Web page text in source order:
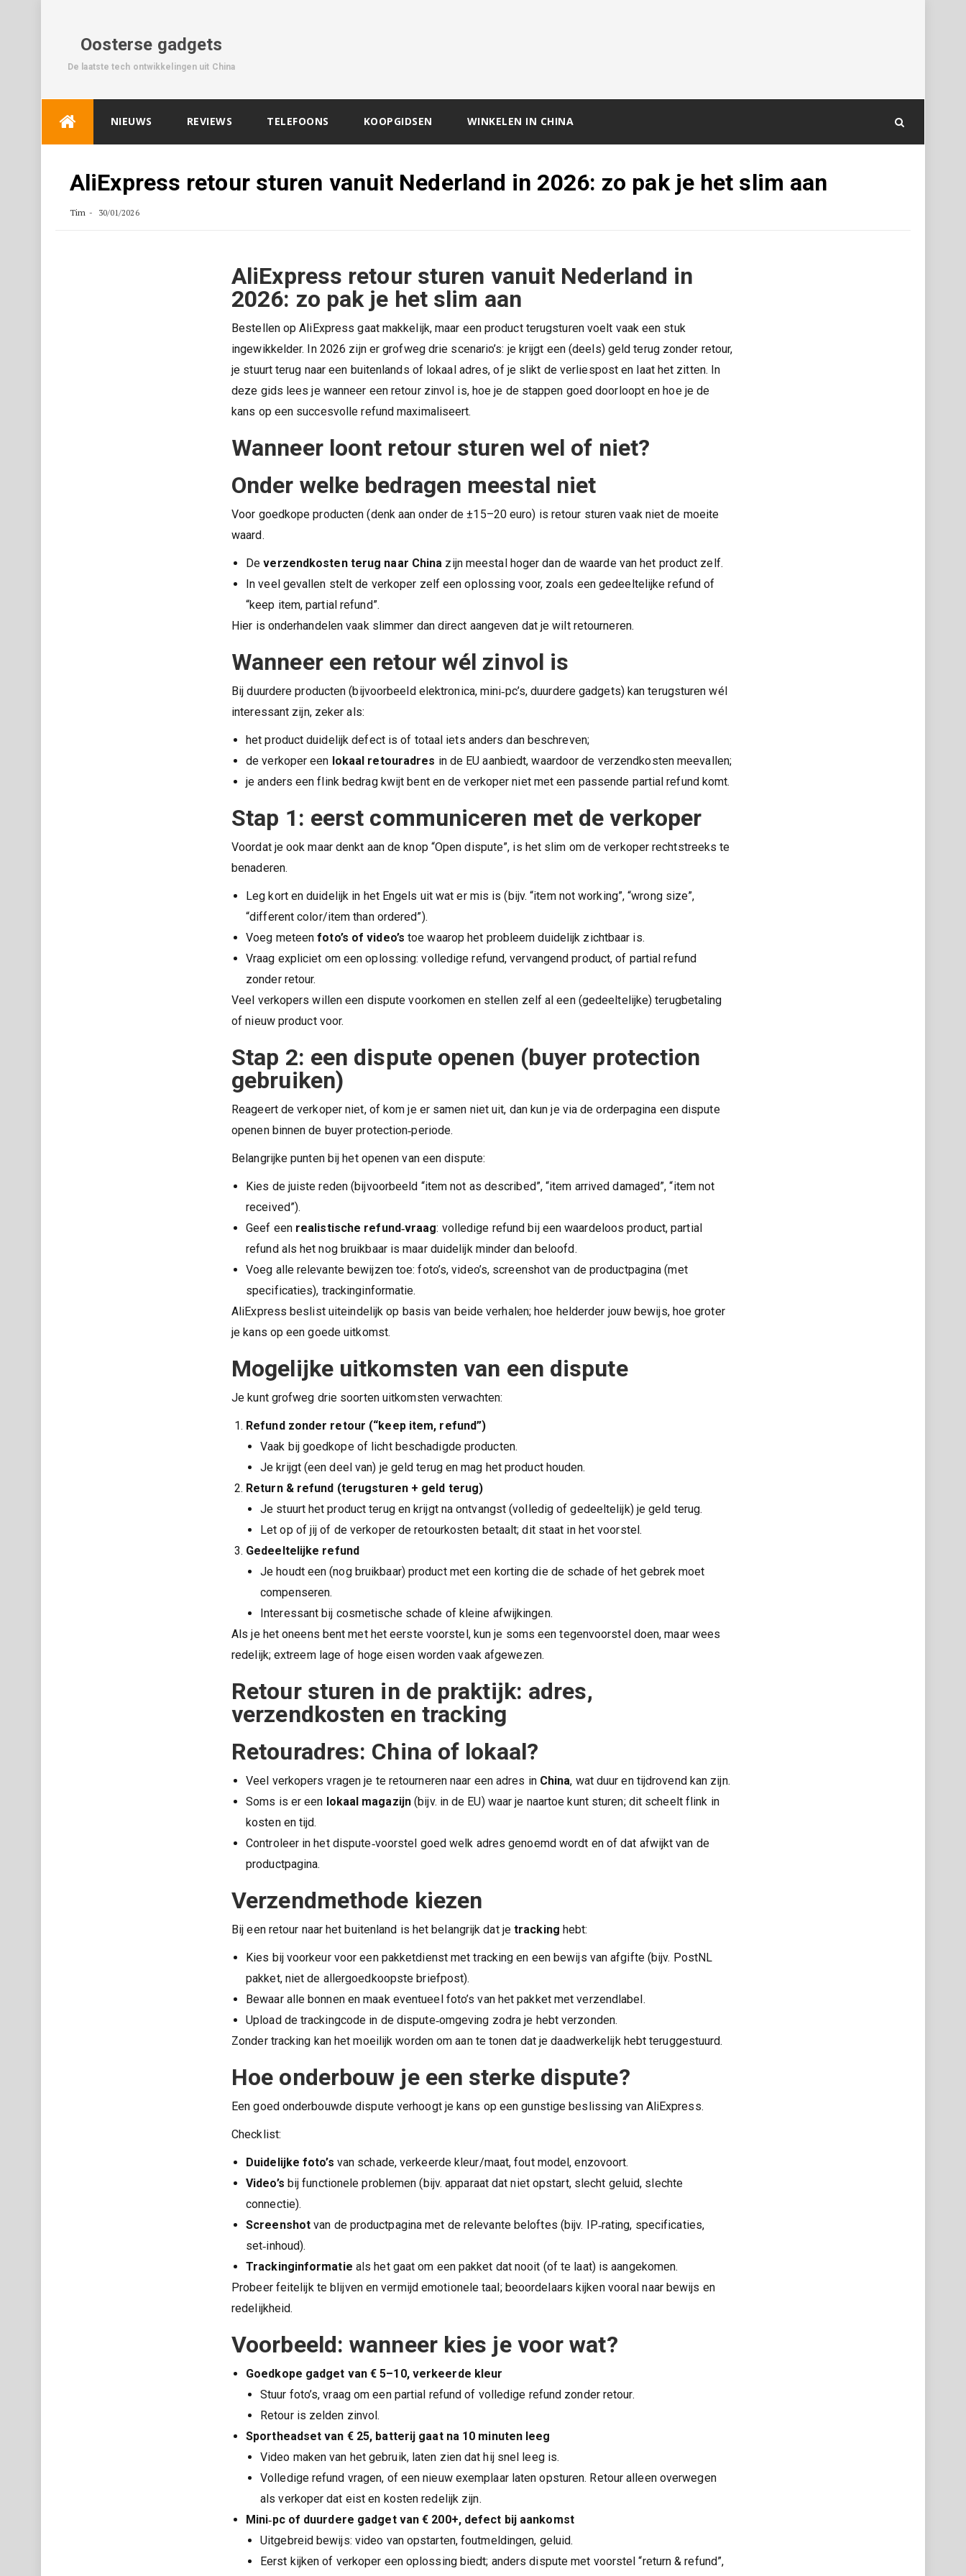
Oosterse gadgets
De laatste tech ontwikkelingen uit China
NIEUWS REVIEWS TELEFOONS KOOPGIDSEN WINKELEN IN CHINA
AliExpress retour sturen vanuit Nederland in 2026: zo pak je het slim aan
Tim 30/01/2026
AliExpress retour sturen vanuit Nederland in
2026: zo pak je het slim aan
Bestellen op AliExpress gaat makkelijk, maar een product terugsturen voelt vaak een stuk
ingewikkelder. In 2026 zijn er grofweg drie scenario’s: je krijgt een (deels) geld terug zonder retour,
je stuurt terug naar een buitenlands of lokaal adres, of je slikt de verliespost en laat het zitten. In
deze gids lees je wanneer een retour zinvol is, hoe je de stappen goed doorloopt en hoe je de
kans op een succesvolle refund maximaliseert.
Wanneer loont retour sturen wel of niet?
Onder welke bedragen meestal niet
Voor goedkope producten (denk aan onder de ±15–20 euro) is retour sturen vaak niet de moeite
waard.
Deverzendkosten terug naar China zijn meestal hoger dan de waarde van het product zelf.
In veel gevallen stelt de verkoper zelf een oplossing voor, zoals een gedeeltelijke refund of
“keep item, partial refund”.
Hier is onderhandelen vaak slimmer dan direct aangeven dat je wilt retourneren.
Wanneer een retour wél zinvol is
Bij duurdere producten (bijvoorbeeld elektronica, mini‑pc’s, duurdere gadgets) kan terugsturen wél
interessant zijn, zeker als:
het product duidelijk defect is of totaal iets anders dan beschreven;
de verkoper een lokaal retouradres in de EU aanbiedt, waardoor de verzendkosten meevallen;
je anders een flink bedrag kwijt bent en de verkoper niet met een passende partial refund komt.
Stap 1: eerst communiceren met de verkoper
Voordat je ook maar denkt aan de knop “Open dispute”, is het slim om de verkoper rechtstreeks te
benaderen.
Leg kort en duidelijk in het Engels uit wat er mis is (bijv. “item not working”, “wrong size”,
“different color/item than ordered”).
Voeg meteenfoto’s of video’s toe waarop het probleem duidelijk zichtbaar is.
Vraag expliciet om een oplossing: volledige refund, vervangend product, of partial refund
zonder retour.
Veel verkopers willen een dispute voorkomen en stellen zelf al een (gedeeltelijke) terugbetaling
of nieuw product voor.
Stap 2: een dispute openen (buyer protection
gebruiken)
Reageert de verkoper niet, of kom je er samen niet uit, dan kun je via de orderpagina een dispute
openen binnen de buyer protection‑periode.
Belangrijke punten bij het openen van een dispute:
Kies de juiste reden (bijvoorbeeld “item not as described”, “item arrived damaged”, “item not
received”).
Geef een realistische refund‑vraag: volledige refund bij een waardeloos product, partial
refund als het nog bruikbaar is maar duidelijk minder dan beloofd.
Voeg alle relevante bewijzen toe: foto’s, video’s, screenshot van de productpagina (met
specificaties), trackinginformatie.
AliExpress beslist uiteindelijk op basis van beide verhalen; hoe helderder jouw bewijs, hoe groter
je kans op een goede uitkomst.
Mogelijke uitkomsten van een dispute
Je kunt grofweg drie soorten uitkomsten verwachten:
Refund zonder retour (“keep item, refund”)
Vaak bij goedkope of licht beschadigde producten.
Je krijgt (een deel van) je geld terug en mag het product houden.
Return & refund (terugsturen + geld terug)
Je stuurt het product terug en krijgt na ontvangst (volledig of gedeeltelijk) je geld terug.
Let op of jij of de verkoper de retourkosten betaalt; dit staat in het voorstel.
Gedeeltelijke refund
Je houdt een (nog bruikbaar) product met een korting die de schade of het gebrek moet
compenseren.
Interessant bij cosmetische schade of kleine afwijkingen.
Als je het oneens bent met het eerste voorstel, kun je soms een tegenvoorstel doen, maar wees
redelijk; extreem lage of hoge eisen worden vaak afgewezen.
Retour sturen in de praktijk: adres,
verzendkosten en tracking
Retouradres: China of lokaal?
Veel verkopers vragen je te retourneren naar een adres in China, wat duur en tijdrovend kan zijn.
Soms is er een lokaal magazijn (bijv. in de EU) waar je naartoe kunt sturen; dit scheelt flink in
kosten en tijd.
Controleer in het dispute‑voorstel goed welk adres genoemd wordt en of dat afwijkt van de
productpagina.
Verzendmethode kiezen
Bij een retour naar het buitenland is het belangrijk dat je tracking hebt:
Kies bij voorkeur voor een pakketdienst met tracking en een bewijs van afgifte (bijv. PostNL
pakket, niet de allergoedkoopste briefpost).
Bewaar alle bonnen en maak eventueel foto’s van het pakket met verzendlabel.
Upload de trackingcode in de dispute‑omgeving zodra je hebt verzonden.
Zonder tracking kan het moeilijk worden om aan te tonen dat je daadwerkelijk hebt teruggestuurd.
Hoe onderbouw je een sterke dispute?
Een goed onderbouwde dispute verhoogt je kans op een gunstige beslissing van AliExpress.
Checklist:
Duidelijke foto’s van schade, verkeerde kleur/maat, fout model, enzovoort.
Video’s bij functionele problemen (bijv. apparaat dat niet opstart, slecht geluid, slechte
connectie).
Screenshot van de productpagina met de relevante beloftes (bijv. IP‑rating, specificaties,
set‑inhoud).
Trackinginformatie als het gaat om een pakket dat nooit (of te laat) is aangekomen.
Probeer feitelijk te blijven en vermijd emotionele taal; beoordelaars kijken vooral naar bewijs en
redelijkheid.
Voorbeeld: wanneer kies je voor wat?
Goedkope gadget van € 5–10, verkeerde kleur
Stuur foto’s, vraag om een partial refund of volledige refund zonder retour.
Retour is zelden zinvol.
Sportheadset van € 25, batterij gaat na 10 minuten leeg
Video maken van het gebruik, laten zien dat hij snel leeg is.
Volledige refund vragen, of een nieuw exemplaar laten opsturen. Retour alleen overwegen
als verkoper dat eist en kosten redelijk zijn.
Mini‑pc of duurdere gadget van € 200+, defect bij aankomst
Uitgebreid bewijs: video van opstarten, foutmeldingen, geluid.
Eerst kijken of verkoper een oplossing biedt; anders dispute met voorstel “return & refund”,